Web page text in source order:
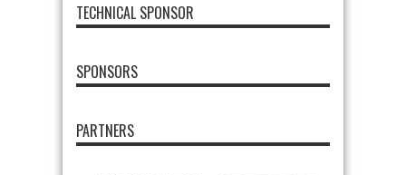
TECHNICAL SPONSOR
SPONSORS
PARTNERS